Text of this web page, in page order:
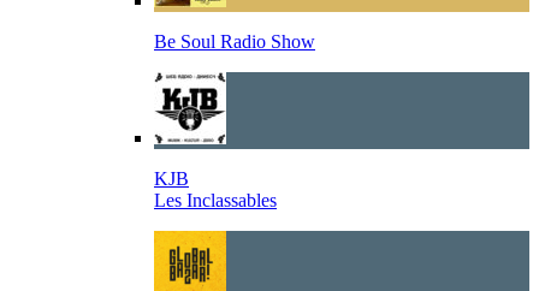
Be Soul Radio Show
KJB
Les Inclassables